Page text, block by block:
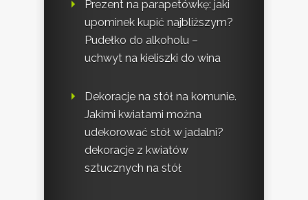
Prezent na parapetówkę: jaki
upominek kupić najbliższym?
Pudełko do alkoholu –
uchwyt na kieliszki do wina
Dekoracje na stół na komunie.
Jakimi kwiatami można
udekorować stół w jadalni?
dekoracje z kwiatów
sztucznych na stół